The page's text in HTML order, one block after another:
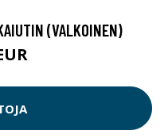
(VALKOINEN)